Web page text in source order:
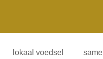
lokaal voedsel